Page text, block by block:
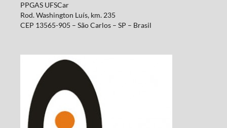
PPGAS UFSCar
Rod. Washington Luís, km. 235
CEP 13565-905 – São Carlos – SP – Brasil